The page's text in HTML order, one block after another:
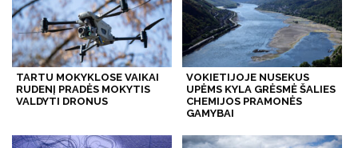
TARTU MOKYKLOSE VAIKAI
RUDENĮ PRADĖS MOKYTIS
VALDYTI DRONUS
VOKIETIJOJE NUSEKUS
UPĖMS KYLA GRĖSMĖ ŠALIES
CHEMIJOS PRAMONĖS
GAMYBAI